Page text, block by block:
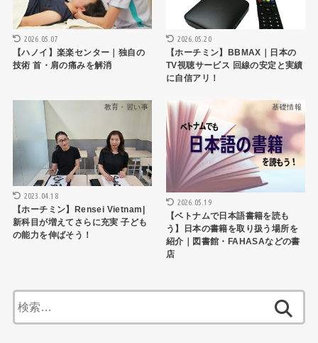
2026.05.07
【ハノイ】楽楽センター｜独自の
技術 首・肩の痛みを解消
2026.05.20
【ホーチミン】BBMAX｜日本の
TV視聴サービス 回線の安定と実績
に自信アリ！
教育・習い事
2023.04.18
【ホーチミン】Rensei Vietnam|
新科目が増えてさらに充実 子ども
の能力を伸ばそう！
基礎情報
2026.05.19
【ベトナムで日本語書籍を読も
う】日本の書籍を取り扱う場所を
紹介｜図書館・FAHASAなどの書
店
索: